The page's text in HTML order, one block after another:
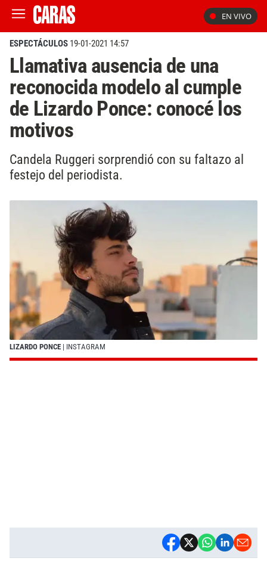
EN VIVO
ESPECTÁCULOS 19-01-2021 14:57
Llamativa ausencia de una
reconocida modelo al cumple
de Lizardo Ponce: conocé los
motivos
Candela Ruggeri sorprendió con su faltazo al
festejo del periodista.
LIZARDO PONCE | INSTAGRAM